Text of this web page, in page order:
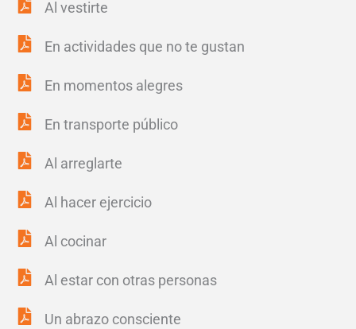
Al vestirte
En actividades que no te gustan
En momentos alegres
En transporte público
Al arreglarte
Al hacer ejercicio
Al cocinar
Al estar con otras personas
Un abrazo consciente